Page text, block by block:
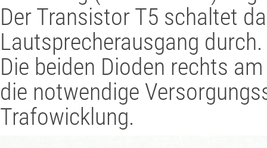
Der Transistor T5 schaltet
Lautsprecherausgang durch.
Die beiden Dioden rechts
die notwendige
Trafowicklung.